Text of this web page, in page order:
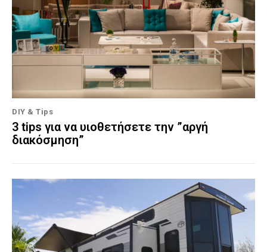
DIY & Tips
3 tips για να υιοθετήσετε την ”αργή
διακόσμηση”